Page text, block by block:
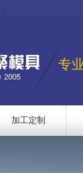
专
加工定制